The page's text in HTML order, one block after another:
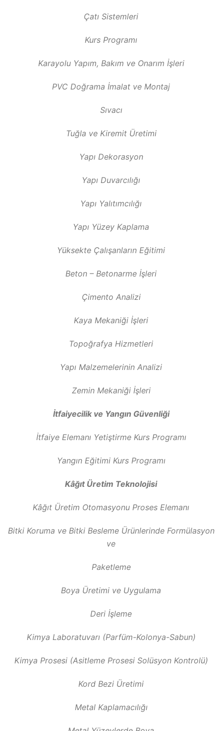
Çatı Sistemleri
Kurs Programı
Karayolu Yapım, Bakım ve Onarım İşleri
PVC Doğrama İmalat ve Montaj
Sıvacı
Tuğla ve Kiremit Üretimi
Yapı Dekorasyon
Yapı Duvarcılığı
Yapı Yalıtımcılığı
Yapı Yüzey Kaplama
Yüksekte Çalışanların Eğitimi
Beton – Betonarme İşleri
Çimento Analizi
Kaya Mekaniği İşleri
Topoğrafya Hizmetleri
Yapı Malzemelerinin Analizi
Zemin Mekaniği İşleri
İtfaiyecilik ve Yangın Güvenliği
İtfaiye Elemanı Yetiştirme Kurs Programı
Yangın Eğitimi Kurs Programı
Kâğıt Üretim Teknolojisi
Kâğıt Üretim Otomasyonu Proses Elemanı
Bitki Koruma ve Bitki Besleme Ürünlerinde Formülasyon
ve
Paketleme
Boya Üretimi ve Uygulama
Deri İşleme
Kimya Laboratuvarı (Parfüm-Kolonya-Sabun)
Kimya Prosesi (Asitleme Prosesi Solüsyon Kontrolü)
Kord Bezi Üretimi
Metal Kaplamacılığı